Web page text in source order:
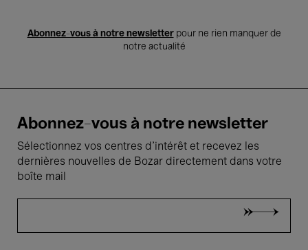
Abonnez-vous à notre newsletterpour ne rien manquer de
notre actualité
Abonnez-vous à notre newsletter
Sélectionnez vos centres d'intérêt et recevez les
dernières nouvelles de Bozar directement dans votre
boîte mail